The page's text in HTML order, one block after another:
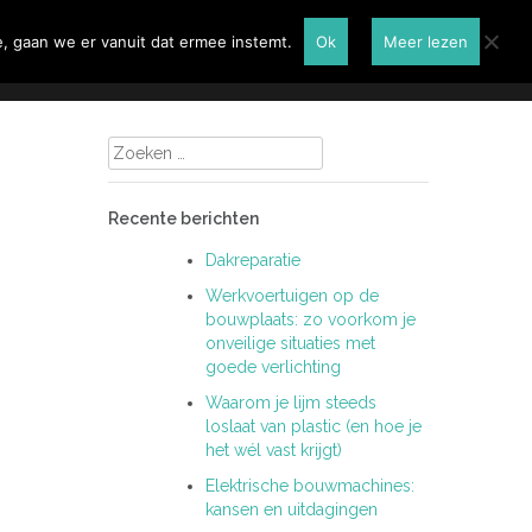
Renovatie Contactformulier
Zoeken
naar:
Recente berichten
Dakreparatie
Werkvoertuigen op de
bouwplaats: zo voorkom je
onveilige situaties met
goede verlichting
Waarom je lijm steeds
loslaat van plastic (en hoe je
het wél vast krijgt)
Elektrische bouwmachines:
kansen en uitdagingen
gaan we er vanuit dat ermee instemt. Ok Meer lezen